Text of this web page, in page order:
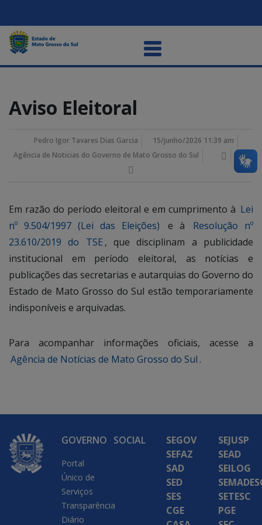
Aviso Eleitoral
Pedro Igor Tavares Dias Garcia
15/junho/2026 11:39 am
Agência de Noticias do Governo de Mato Grosso do Sul
Em razão do período eleitoral e em cumprimento à Lei
nº 9.504/1997 (Lei das Eleições)
e à
Resolução nº
23.610/2019 do TSE , que disciplinam a publicidade
institucional em período eleitoral, as notícias e
publicações das secretarias e autarquias do Governo do
Estado de Mato Grosso do Sul estão temporariamente
indisponíveis e arquivadas.
Para acompanhar informações oficiais, acesse a
Agência de Notícias de Mato Grosso do Sul .
GOVERNO
Portal
Único de
Serviços
Transparência
Diário
SOCIAL
SEGOV
SEFAZ
SAD
SED
SES
CGE
SEJUSP
SEAD
SEILOG
SETESC
PGE